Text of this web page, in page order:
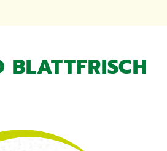
BLATTFRISCH